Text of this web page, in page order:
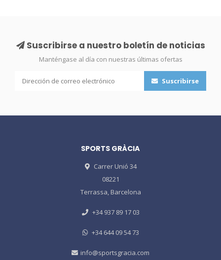
Suscribirse a nuestro boletín de noticias
Manténgase al día con nuestras últimas ofertas
Suscribirse
SPORTS GRÀCIA
Carrer Unió 34
08221
Terrassa, Barcelona
+34 937 89 17 03
+34 644 09 54 73
info@sportsgracia.com